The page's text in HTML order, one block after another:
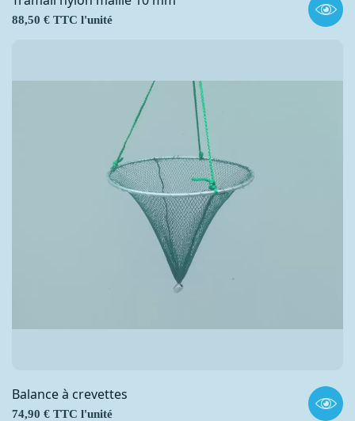
Prix
88,50 € TTC l'unité
Balance à crevettes
Prix
74,90 € TTC l'unité